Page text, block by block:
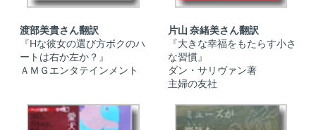
渡部美貴さん翻訳
『Hな彼女の選び方ボクのハ
ートは右か左か？』
ＡＭＧエンタテインメント
片山 奈緒美さん翻訳
『大きな幸福をもたらす小さ
な習慣』
ダン・サリヴァン著
主婦の友社